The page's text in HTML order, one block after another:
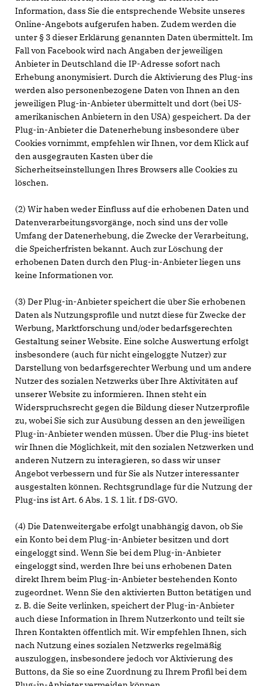
Information, dass Sie die entsprechende Website unseres
Online-Angebots aufgerufen haben. Zudem werden die
unter § 3 dieser Erklärung genannten Daten übermittelt. Im
Fall von Facebook wird nach Angaben der jeweiligen
Anbieter in Deutschland die IP-Adresse sofort nach
Erhebung anonymisiert. Durch die Aktivierung des Plug-ins
werden also personenbezogene Daten von Ihnen an den
jeweiligen Plug-in-Anbieter übermittelt und dort (bei US-
amerikanischen Anbietern in den USA) gespeichert. Da der
Plug-in-Anbieter die Datenerhebung insbesondere über
Cookies vornimmt, empfehlen wir Ihnen, vor dem Klick auf
den ausgegrauten Kasten über die
Sicherheitseinstellungen Ihres Browsers alle Cookies zu
löschen.
(2) Wir haben weder Einfluss auf die erhobenen Daten und
Datenverarbeitungsvorgänge, noch sind uns der volle
Umfang der Datenerhebung, die Zwecke der Verarbeitung,
die Speicherfristen bekannt. Auch zur Löschung der
erhobenen Daten durch den Plug-in-Anbieter liegen uns
keine Informationen vor.
(3) Der Plug-in-Anbieter speichert die über Sie erhobenen
Daten als Nutzungsprofile und nutzt diese für Zwecke der
Werbung, Marktforschung und/oder bedarfsgerechten
Gestaltung seiner Website. Eine solche Auswertung erfolgt
insbesondere (auch für nicht eingeloggte Nutzer) zur
Darstellung von bedarfsgerechter Werbung und um andere
Nutzer des sozialen Netzwerks über Ihre Aktivitäten auf
unserer Website zu informieren. Ihnen steht ein
Widerspruchsrecht gegen die Bildung dieser Nutzerprofile
zu, wobei Sie sich zur Ausübung dessen an den jeweiligen
Plug-in-Anbieter wenden müssen. Über die Plug-ins bietet
wir Ihnen die Möglichkeit, mit den sozialen Netzwerken und
anderen Nutzern zu interagieren, so dass wir unser
Angebot verbessern und für Sie als Nutzer interessanter
ausgestalten können. Rechtsgrundlage für die Nutzung der
Plug-ins ist Art. 6 Abs. 1 S. 1 lit. f DS-GVO.
(4) Die Datenweitergabe erfolgt unabhängig davon, ob Sie
ein Konto bei dem Plug-in-Anbieter besitzen und dort
eingeloggt sind. Wenn Sie bei dem Plug-in-Anbieter
eingeloggt sind, werden Ihre bei uns erhobenen Daten
direkt Ihrem beim Plug-in-Anbieter bestehenden Konto
zugeordnet. Wenn Sie den aktivierten Button betätigen und
z. B. die Seite verlinken, speichert der Plug-in-Anbieter
auch diese Information in Ihrem Nutzerkonto und teilt sie
Ihren Kontakten öffentlich mit. Wir empfehlen Ihnen, sich
nach Nutzung eines sozialen Netzwerks regelmäßig
auszuloggen, insbesondere jedoch vor Aktivierung des
Buttons, da Sie so eine Zuordnung zu Ihrem Profil bei dem